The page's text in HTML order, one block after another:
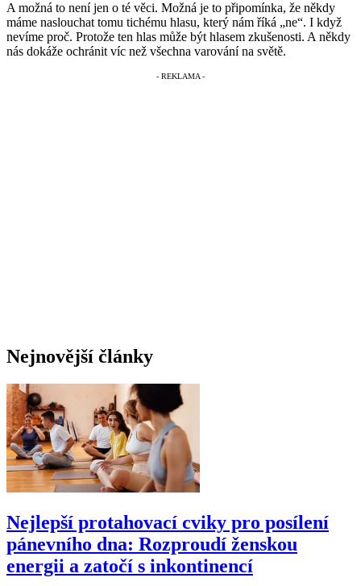
A možná to není jen o té věci. Možná je to připomínka, že někdy
máme naslouchat tomu tichému hlasu, který nám říká „ne“. I když
nevíme proč. Protože ten hlas může být hlasem zkušenosti. A někdy
nás dokáže ochránit víc než všechna varování na světě.
Nejnovější články
Nejlepší protahovací cviky pro posílení
pánevního dna: Rozproudí ženskou
energii a zatočí s inkontinencí